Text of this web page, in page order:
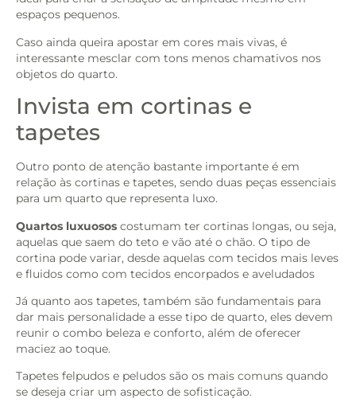
espaços pequenos.
Caso ainda queira apostar em cores mais vivas, é
interessante mesclar com tons menos chamativos nos
objetos do quarto.
Invista em cortinas e
tapetes
Outro ponto de atenção bastante importante é em
relação às cortinas e tapetes, sendo duas peças essenciais
para um quarto que representa luxo.
Quartos luxuosos costumam ter cortinas longas, ou seja,
aquelas que saem do teto e vão até o chão. O tipo de
cortina pode variar, desde aquelas com tecidos mais leves
e fluidos como com tecidos encorpados e aveludados
Já quanto aos tapetes, também são fundamentais para
dar mais personalidade a esse tipo de quarto, eles devem
reunir o combo beleza e conforto, além de oferecer
maciez ao toque.
Tapetes felpudos e peludos são os mais comuns quando
se deseja criar um aspecto de sofisticação.